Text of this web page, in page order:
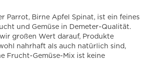
Parrot, Birne Apfel Spinat, ist ein feines
und Gemüse in Demeter-Qualität.
großen Wert darauf, Produkte
nahrhaft als auch natürlich sind,
Frucht-Gemüse-Mix ist keine